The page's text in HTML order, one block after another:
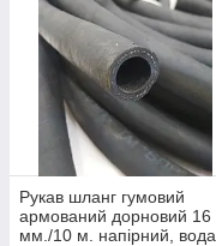
Рукав шланг гумовий
армований дорновий 16
мм./10 м. напірний, вода